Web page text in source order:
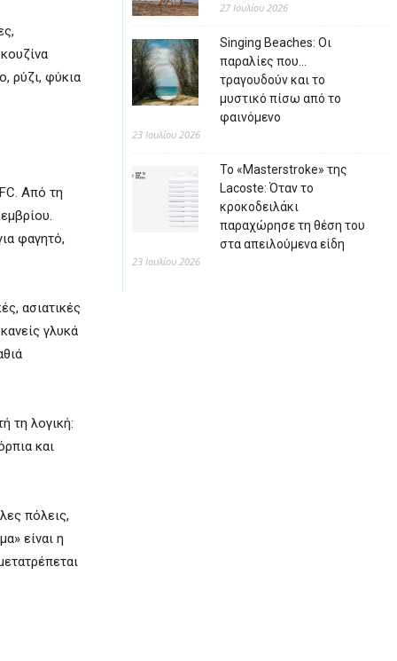
ρύζι, φύκια
Από τη
φαγητό,
ασιατικές
γλυκά
τη λογική:
και
πόλεις,
είναι η
27 Ιουλίου 2026
Singing Beaches: Οι
παραλίες που…
τραγουδούν και το
μυστικό πίσω από το
φαινόμενο
23 Ιουλίου 2026
Το «Masterstroke» της
Lacoste: Όταν το
κροκοδειλάκι
παραχώρησε τη θέση του
στα απειλούμενα είδη
23 Ιουλίου 2026